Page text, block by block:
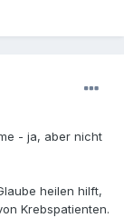
- ja, aber nicht
heilen hilft,
Krebspatienten.